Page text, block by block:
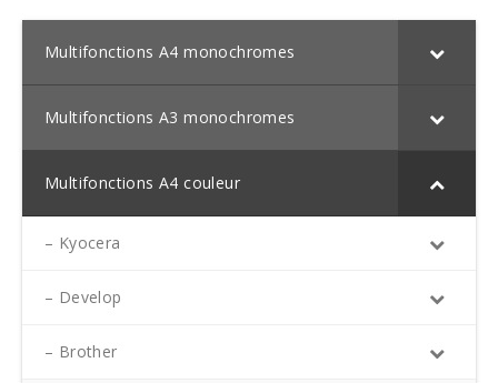
Multifonctions A4 monochromes
Multifonctions A3 monochromes
Multifonctions A4 couleur
– Kyocera
– Develop
– Brother